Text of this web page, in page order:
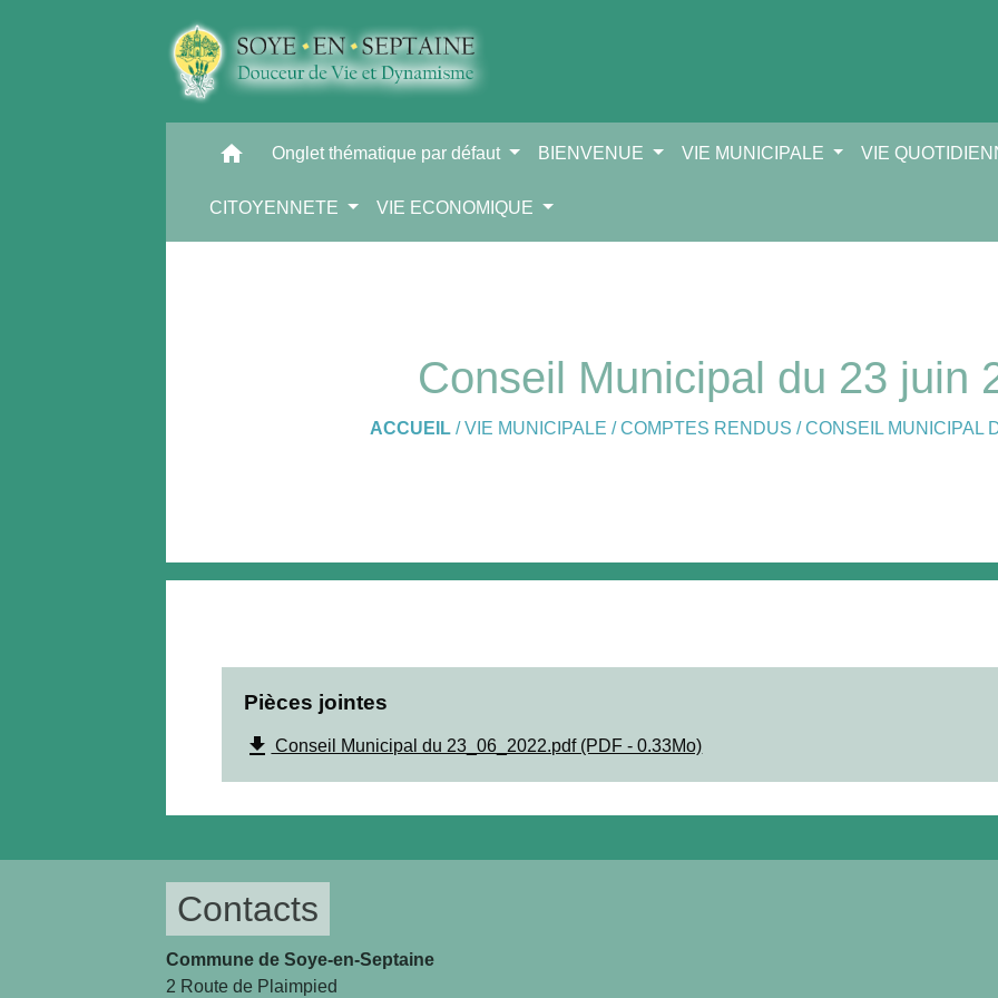
home Onglet thématique par défaut BIENVENUE VIE MUNICIPALE VIE
CITOYENNETE VIE ECONOMIQUE
Conseil Municipal du 23 juin
ACCUEIL/VIE MUNICIPALE /COMPTES RENDUS /CONSEIL MUNICIPAL
Pièces jointes
file_download Conseil Municipal du 23_06_2022.pdf (PDF - 0.33Mo)
Contacts
Commune de Soye-en-Septaine
2 Route de Plaimpied